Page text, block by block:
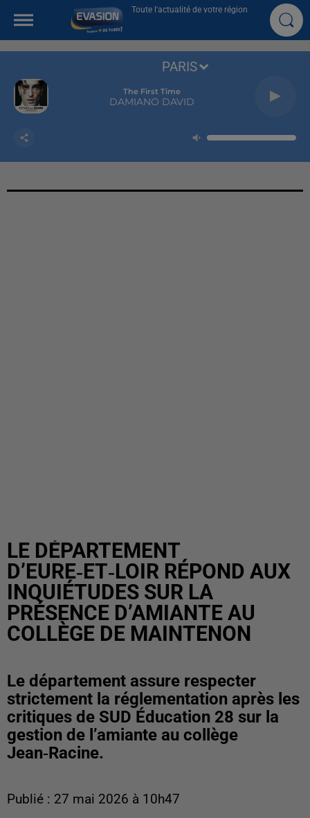
Toute l'actualité de votre région
The First Time
DAMIANO DAVID
PARIS
LE DÉPARTEMENT
D’EURE‑ET‑LOIR RÉPOND AUX
INQUIÉTUDES SUR LA
PRÉSENCE D’AMIANTE AU
COLLÈGE DE MAINTENON
Le département assure respecter
strictement la réglementation après les
critiques de SUD Éducation 28 sur la
gestion de l’amiante au collège
Jean‑Racine.
Publié : 27 mai 2026 à 10h47